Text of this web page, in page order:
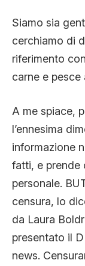
Siamo sia
cerchiamo di
riferimento
carne e
A me spiace,
l’ennesima
informazione
fatti, e prende
personale.
censura, lo
da Laura
presentato il
news.